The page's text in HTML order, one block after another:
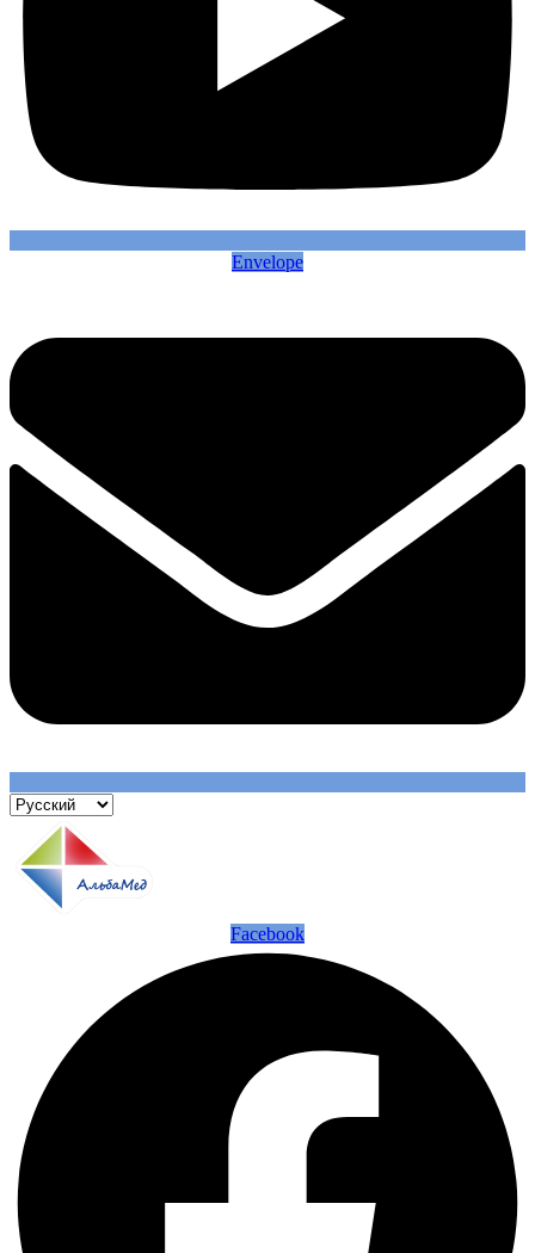
Envelope
Facebook